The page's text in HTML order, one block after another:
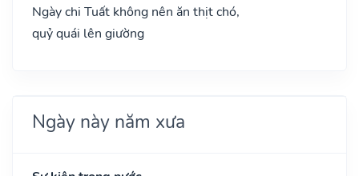
Ngày chi Tuất không nên ăn thịt chó,
quỷ quái lên giường
Ngày này năm xưa